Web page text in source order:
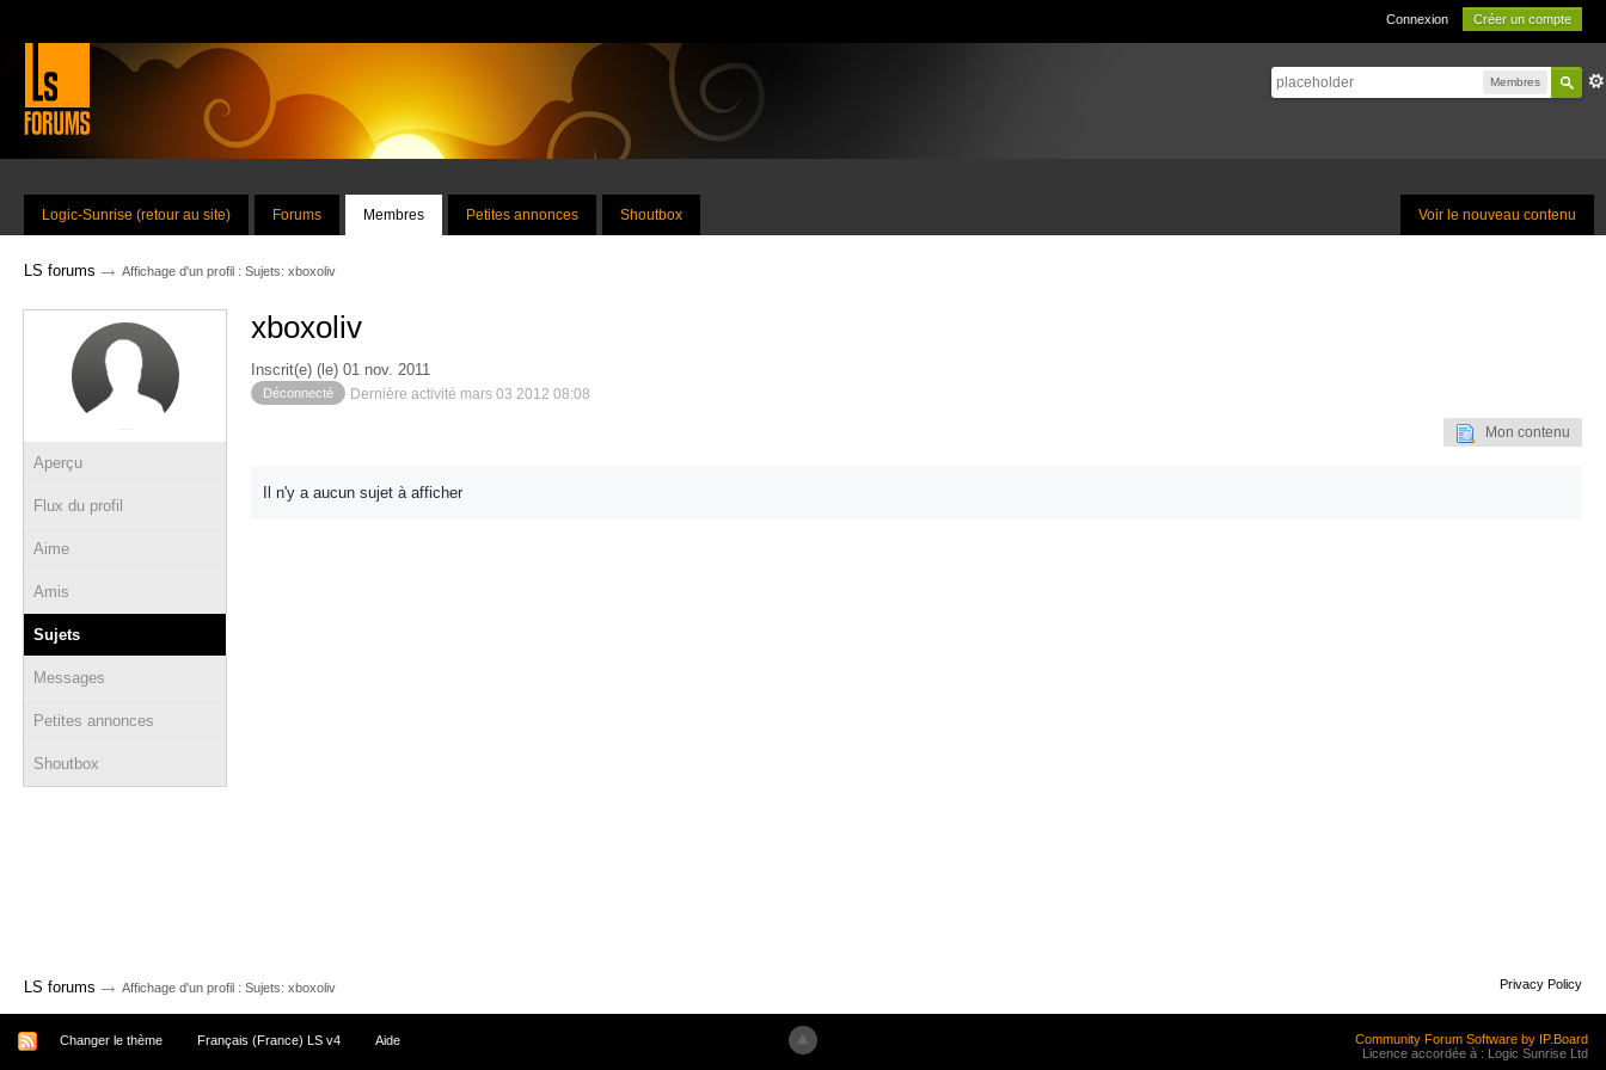
Connexion Créer un compte
Membres
Voir le nouveau contenu
Logic-Sunrise (retour au site) Forums Membres Petites annonces Shoutbox
LS forums → Affichage d'un profil : Sujets: xboxoliv
Aperçu
Flux du profil
Aime
Amis
Sujets
Messages
Petites annonces
Shoutbox
xboxoliv
Inscrit(e) (le) 01 nov. 2011
Déconnecté Dernière activité mars 03 2012 08:08
Mon contenu
Il n'y a aucun sujet à afficher
LS forums → Affichage d'un profil : Sujets: xboxoliv Privacy Policy
Changer le thème Français (France) LS v4 Aide
Community Forum Software by IP.Board
Licence accordée à : Logic Sunrise Ltd